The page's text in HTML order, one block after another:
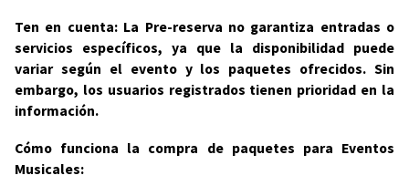
Ten en cuenta: La Pre-reserva no garantiza entradas o
servicios específicos, ya que la disponibilidad puede
variar según el evento y los paquetes ofrecidos. Sin
embargo, los usuarios registrados tienen prioridad en la
información.
Cómo funciona la compra de paquetes para Eventos
Musicales: